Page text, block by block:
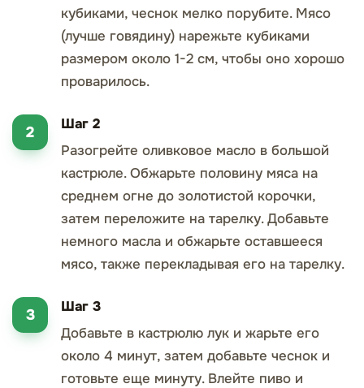
кубиками, чеснок мелко порубите. Мясо
(лучше говядину) нарежьте кубиками
размером около 1-2 см, чтобы оно хорошо
проварилось.
Шаг 2
Разогрейте оливковое масло в большой
кастрюле. Обжарьте половину мяса на
среднем огне до золотистой корочки,
затем переложите на тарелку. Добавьте
немного масла и обжарьте оставшееся
мясо, также перекладывая его на тарелку.
Шаг 3
Добавьте в кастрюлю лук и жарьте его
около 4 минут, затем добавьте чеснок и
готовьте еще минуту. Влейте пиво и